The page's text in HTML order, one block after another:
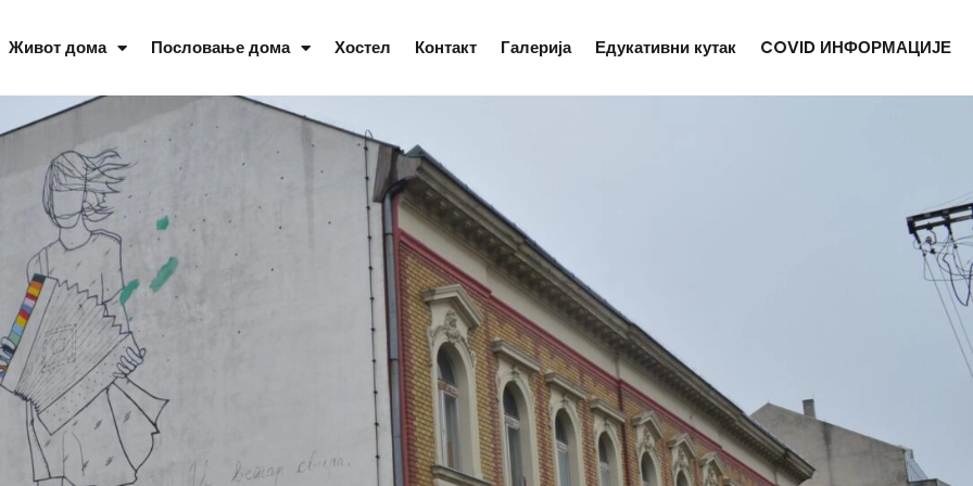
Живот дома Пословање дома Хостел Контакт Галерија Едукативни кутак COVID ИНФОРМАЦИЈЕ